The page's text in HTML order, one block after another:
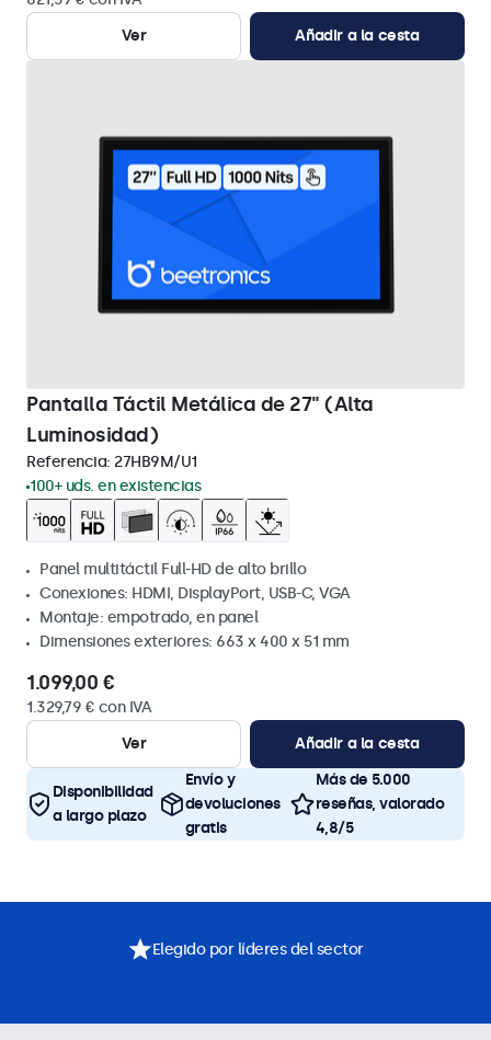
Ver
Añadir a la cesta
Pantalla Táctil Metálica de 27" (Alta
Luminosidad)
Referencia: 27HB9M/U1
100+ uds. en existencias
Panel multitáctil Full-HD de alto brillo
Conexiones: HDMI, DisplayPort, USB-C, VGA
Montaje: empotrado, en panel
Dimensiones exteriores: 663 x 400 x 51 mm
1.099,00 €
1.329,79 € con IVA
Ver
Añadir a la cesta
Disponibilidad
a largo plazo
Envío y
devoluciones
gratis
Más de 5.000
reseñas, valorado
4,8/5
Elegido por líderes del sector